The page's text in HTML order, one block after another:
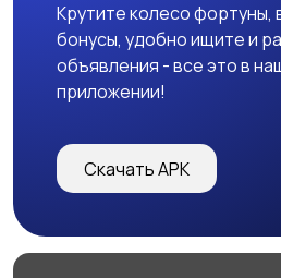
Крутите колесо фортуны,
бонусы, удобно ищите и
объявления - все это в
приложении!
Скачать APK